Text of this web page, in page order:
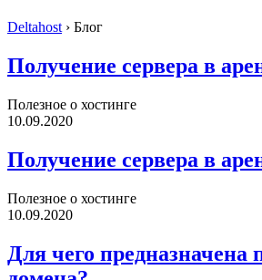
Deltahost› Блог
Получение сервера в
Полезное о хостинге
10.09.2020
Получение сервера в
Полезное о хостинге
10.09.2020
Для чего предназначена